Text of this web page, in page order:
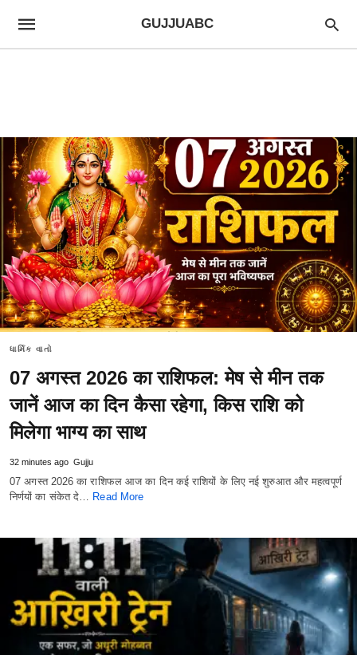
GUJJUABC
ધાર્મિક વાતો
07 अगस्त 2026 का राशिफल: मेष से मीन तक
जानें आज का दिन कैसा रहेगा, किस राशि को
मिलेगा भाग्य का साथ
32 minutes ago Gujju
07 अगस्त 2026 का राशिफल आज का दिन कई राशियों के लिए नई शुरुआत और महत्वपूर्ण
निर्णयों का संकेत दे… Read More